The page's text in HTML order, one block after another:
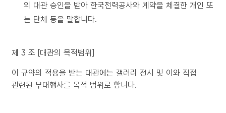
의 대관 승인을 받아 한국전력공사와 계약을 체결한 개인 또
는 단체 등을 말합니다.
제 3 조 [대관의 목적범위]
이 규약의 적용을 받는 대관에는 갤러리 전시 및 이와 직접
관련된 부대행사를 목적 범위로 합니다.